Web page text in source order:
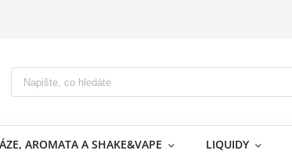
AROMATA A SHAKE&VAPE LIQUIDY